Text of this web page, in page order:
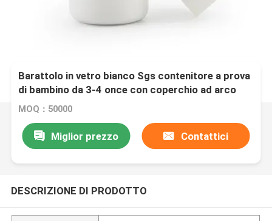
Barattolo in vetro bianco Sgs contenitore a prova
di bambino da 3-4 once con coperchio ad arco
resistente ai bambini
MOQ：50000
Miglior prezzo Contattici
DESCRIZIONE DI PRODOTTO